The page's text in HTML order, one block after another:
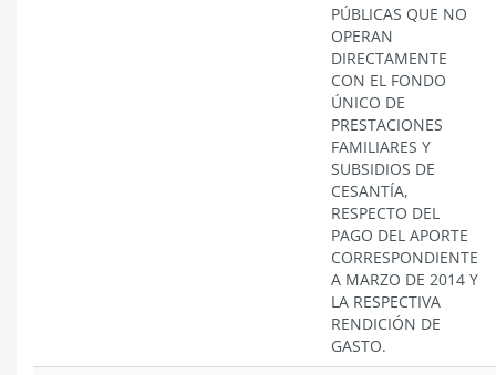
PÚBLICAS QUE NO
OPERAN
DIRECTAMENTE
CON EL FONDO
ÚNICO DE
PRESTACIONES
FAMILIARES Y
SUBSIDIOS DE
CESANTÍA,
RESPECTO DEL
PAGO DEL APORTE
CORRESPONDIENTE
A MARZO DE 2014 Y
LA RESPECTIVA
RENDICIÓN DE
GASTO.